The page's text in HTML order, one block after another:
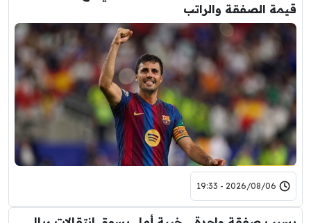
قيمة الصفقة والراتب
2026/08/06 - 19:33